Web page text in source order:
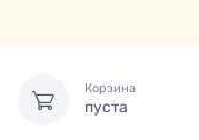
Корзина
пуста